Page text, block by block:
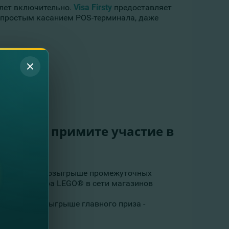
включительно. Visa Firsty предоставляет
касанием POS-терминала, даже
и примите участие в
розыгрыше промежуточных
набора LEGO® в сети магазинов
в розыгрыше главного приза -
Дании.